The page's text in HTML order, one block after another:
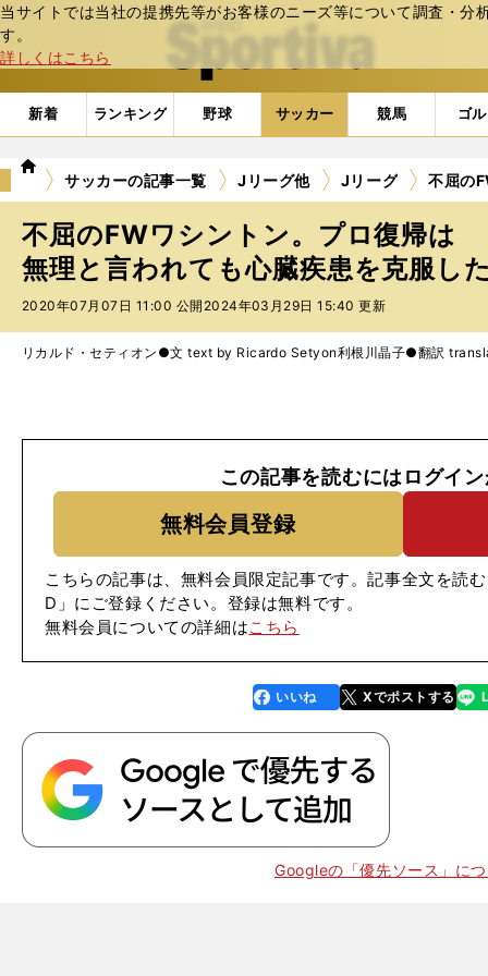
当サイトでは当社の提携先等がお客様のニーズ等について調査・
す。
詳しくはこちら
web Sportiva (webスポルティーバ)
新着 ランキング 野球 サッカー 競馬 ゴ
we
ポ
ル
テ
ィ
ー
バ
サッカーの記事一覧 Jリーグ他 Jリーグ 不屈の
不屈のFWワシントン。プロ復帰は
無理と言われても心臓疾患を克服し
2020年07月07日 11:00 公開 2024年03月29日 15:40 更新
リカルド・セティオン●文 text by Ricardo Setyon利根川晶子●翻訳
この記事を読むにはログイ
無料会員登録
こちらの記事は、無料会員限定記事です。記事全文を読
D」にご登録ください。登録は無料です。
無料会員についての詳細はこちら
faceboo
k
いいね Xでポストする
line
Googleの「優先ソース」に